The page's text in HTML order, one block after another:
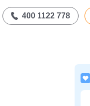
400 1122 778